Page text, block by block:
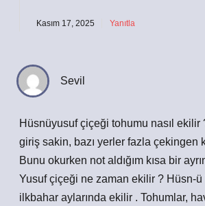
Kasım 17, 2025 Yanıtla
Sevil
Hüsnüyusuf çiçeği tohumu nasıl ekilir
giriş sakin, bazı yerler fazla çekingen
Bunu okurken not aldığım kısa bir
Yusuf çiçeği ne zaman ekilir ? Hüsn-ü
ilkbahar aylarında ekilir . Tohumlar,